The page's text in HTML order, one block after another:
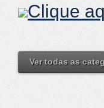
Clique
Ver todas as